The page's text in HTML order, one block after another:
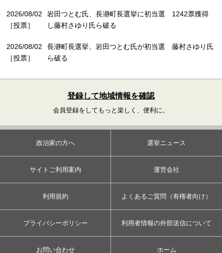
2026/08/02
［投票］
岩田つとむ氏、長瀞町長選挙に初当選 1242票獲得
し藤村さゆり氏ら破る
2026/08/02
［投票］
長瀞町長選挙、岩田つとむ氏が初当選 藤村さゆり氏
ら破る
登録して地域情報を確認
会員登録をしてもっと楽しく、便利に。
政治家の方へ 選挙ニュース
サイトご利用案内 運営会社
利用規約 よくあるご質問（有権者向け）
プライバシーポリシー 利用者情報の外部送信について
お問い合わせ ホーム